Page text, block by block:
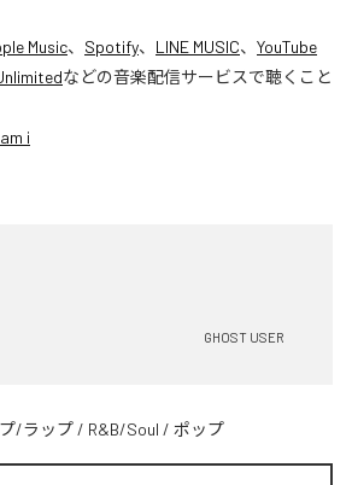
Music、 Spotify、 LINE MUSIC、 YouTube
などの音楽配信サービスで聴くこと
i
GHOST USER
/ラップ / R&B/Soul / ポップ